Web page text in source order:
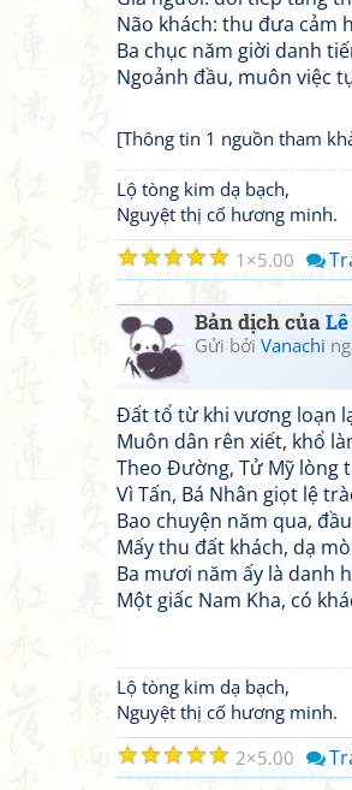
Não khách: thu đưa cảm
Ba chục năm giời danh
Ngoảnh đầu, muôn việc
[Thông tin 1 nguồn tham
Lộ tòng kim dạ bạch,
Nguyệt thị cố hương minh.
☆
☆
☆
☆
☆ 1 5.00
Bản dịch của
Gửi bởi Vanachi
Đất tổ từ khi vương loạn
Muôn dân rên xiết, khổ
Theo Đường, Tử Mỹ lòng
Vì Tấn, Bá Nhân giọt lệ
Bao chuyện năm qua,
Mấy thu đất khách, dạ
Ba mươi năm ấy là danh
Một giấc Nam Kha, có
Lộ tòng kim dạ bạch,
Nguyệt thị cố hương minh.
☆
☆
☆
☆
☆ 2 5.00